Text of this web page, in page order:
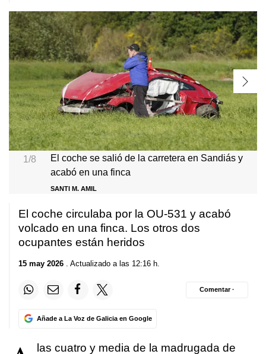
1/8
El coche se salió de la carretera en Sandiás y
acabó en una finca
SANTI M. AMIL
El coche circulaba por la OU-531 y acabó
volcado en una finca. Los otros dos
ocupantes están heridos
15 may 2026 . Actualizado a las 12:16 h.
Añade a La Voz de Galicia en Google
Comentar ·
las cuatro y media de la madrugada de